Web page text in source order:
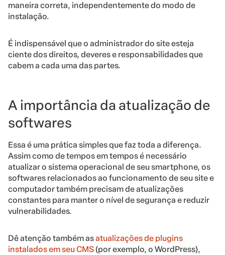
maneira correta, independentemente do modo de
instalação.
É indispensável que o administrador do site esteja
ciente dos direitos, deveres e responsabilidades que
cabem a cada uma das partes.
A importância da atualização de
softwares
Essa é uma prática simples que faz toda a diferença.
Assim como de tempos em tempos é necessário
atualizar o sistema operacional de seu smartphone, os
softwares relacionados ao funcionamento de seu site e
computador também precisam de atualizações
constantes para manter o nível de segurança e reduzir
vulnerabilidades.
Dê atenção também asatualizações de plugins
instalados em seu CMS (por exemplo, o WordPress),